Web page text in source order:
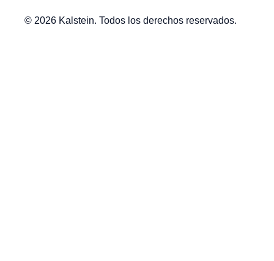
© 2026 Kalstein. Todos los derechos reservados.